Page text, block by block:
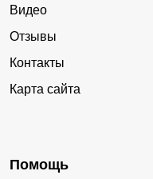
Видео
Отзывы
Контакты
Карта сайта
Помощь